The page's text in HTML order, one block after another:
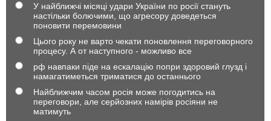
У найближчі місяці удари України по росії стануть
настільки болючими, що агресору доведеться
поновити перемовини
Цього року не варто чекати поновлення переговорного
процесу. А от наступного - можливо все
рф навпаки піде на ескалацію попри здоровий глузд і
намагатиметься триматися до останнього
Найближчим часом росія може погодитись на
переговори, але серйозних намірів росіяни не
матимуть